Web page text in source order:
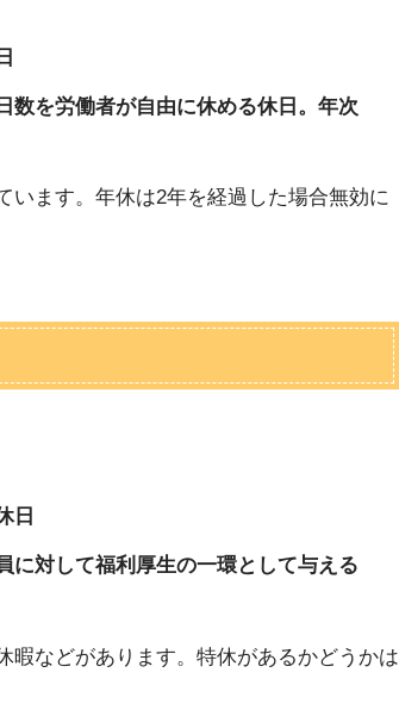
数を労働者が自由に休める休日。年次
います。年休は2年を経過した場合無効に
日
に対して福利厚生の一環として与える
暇などがあります。特休があるかどうかは